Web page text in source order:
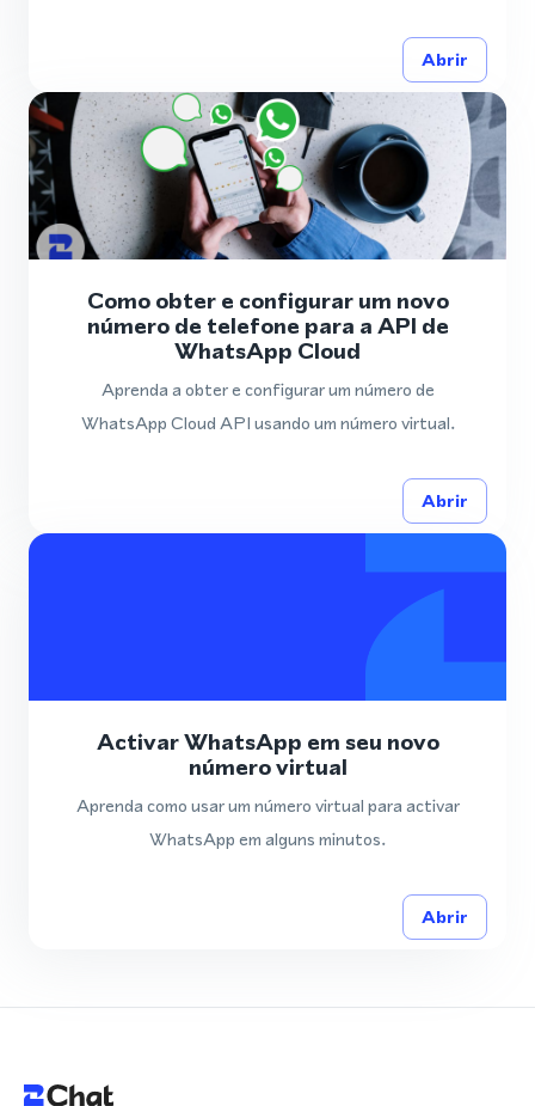
Abrir
Como obter e configurar um novo
número de telefone para a API de
WhatsApp Cloud
Aprenda a obter e configurar um número de
WhatsApp Cloud API usando um número virtual.
Abrir
Activar WhatsApp em seu novo
número virtual
Aprenda como usar um número virtual para activar
WhatsApp em alguns minutos.
Abrir